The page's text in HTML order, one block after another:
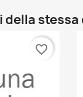
favorite_border